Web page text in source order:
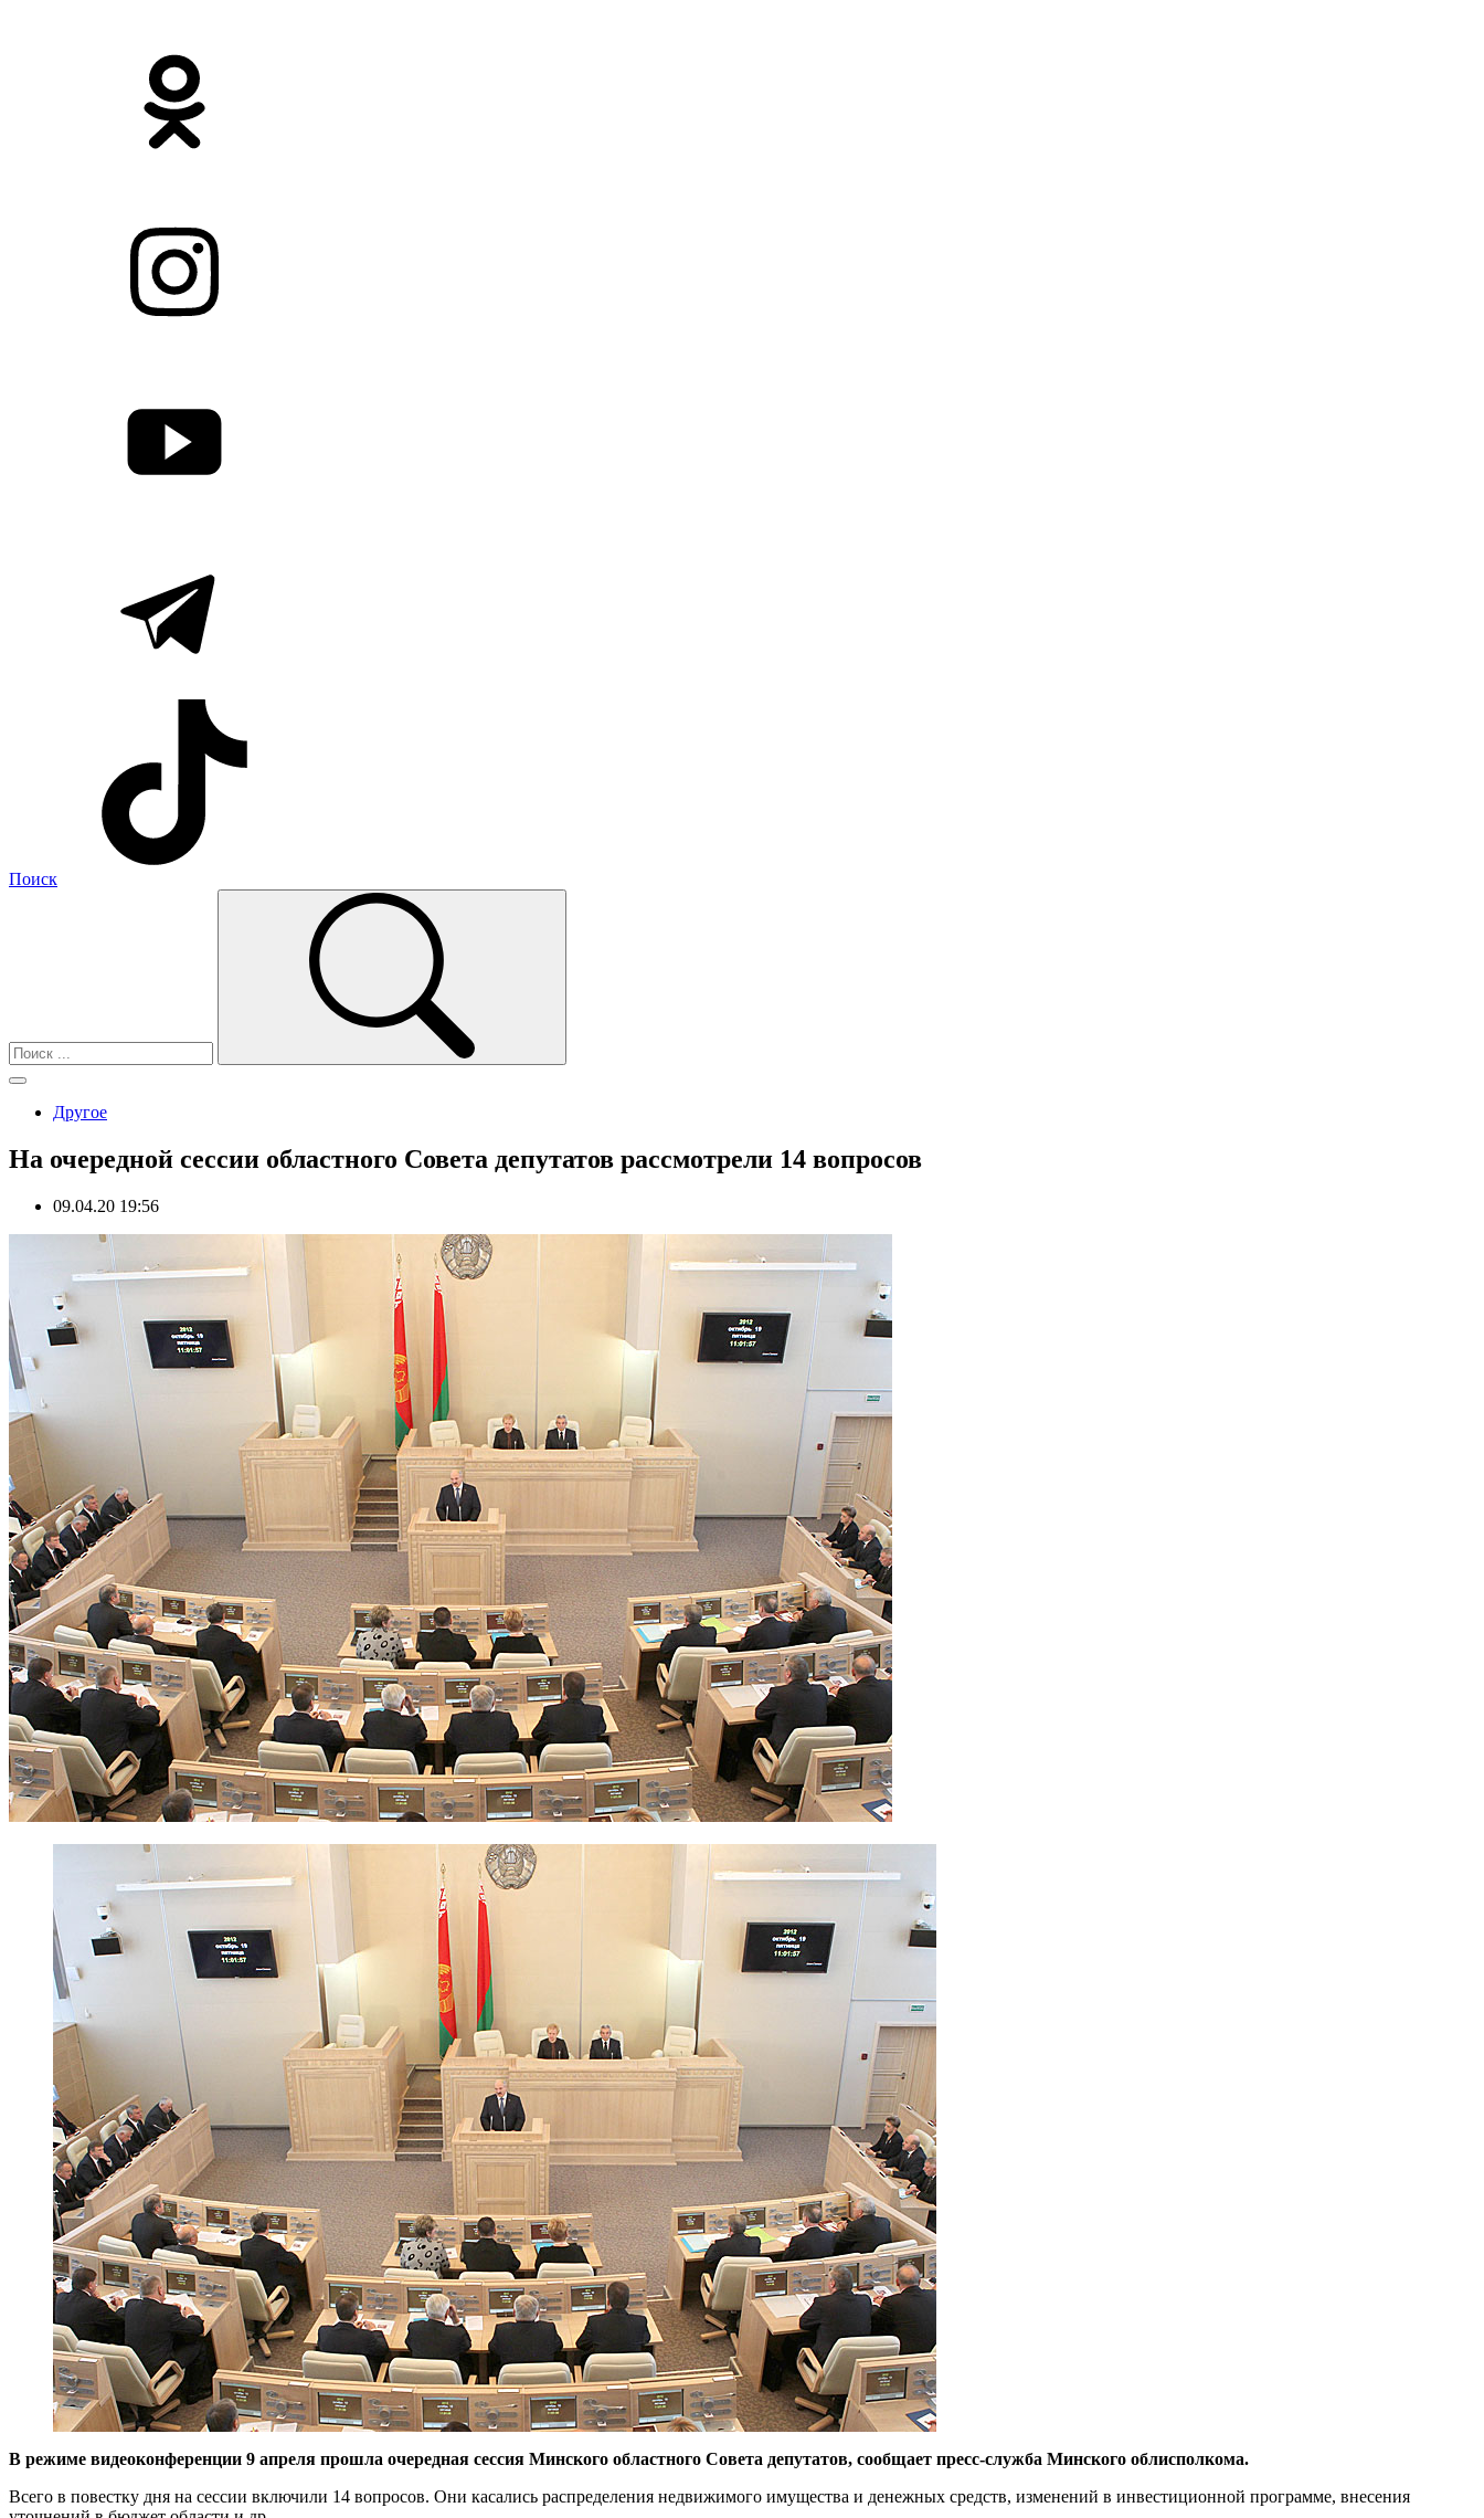
Поиск
Другое
На очередной сессии областного Совета депутатов рассмотрели 14 вопросов
09.04.20 19:56
В режиме видеоконференции 9 апреля прошла очередная сессия Минского областного Совета депутатов, сообщает пресс-служба Минского облисполкома.
Всего в повестку дня на сессии включили 14 вопросов. Они касались распределения недвижимого имущества и денежных средств, изменений в инвестиционной программе, внесения